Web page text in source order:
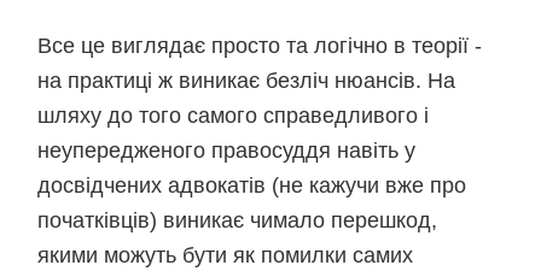
Все це виглядає просто та логічно в теорії -
на практиці ж виникає безліч нюансів. На
шляху до того самого справедливого і
неупередженого правосуддя навіть у
досвідчених адвокатів (не кажучи вже про
початківців) виникає чимало перешкод,
якими можуть бути як помилки самих